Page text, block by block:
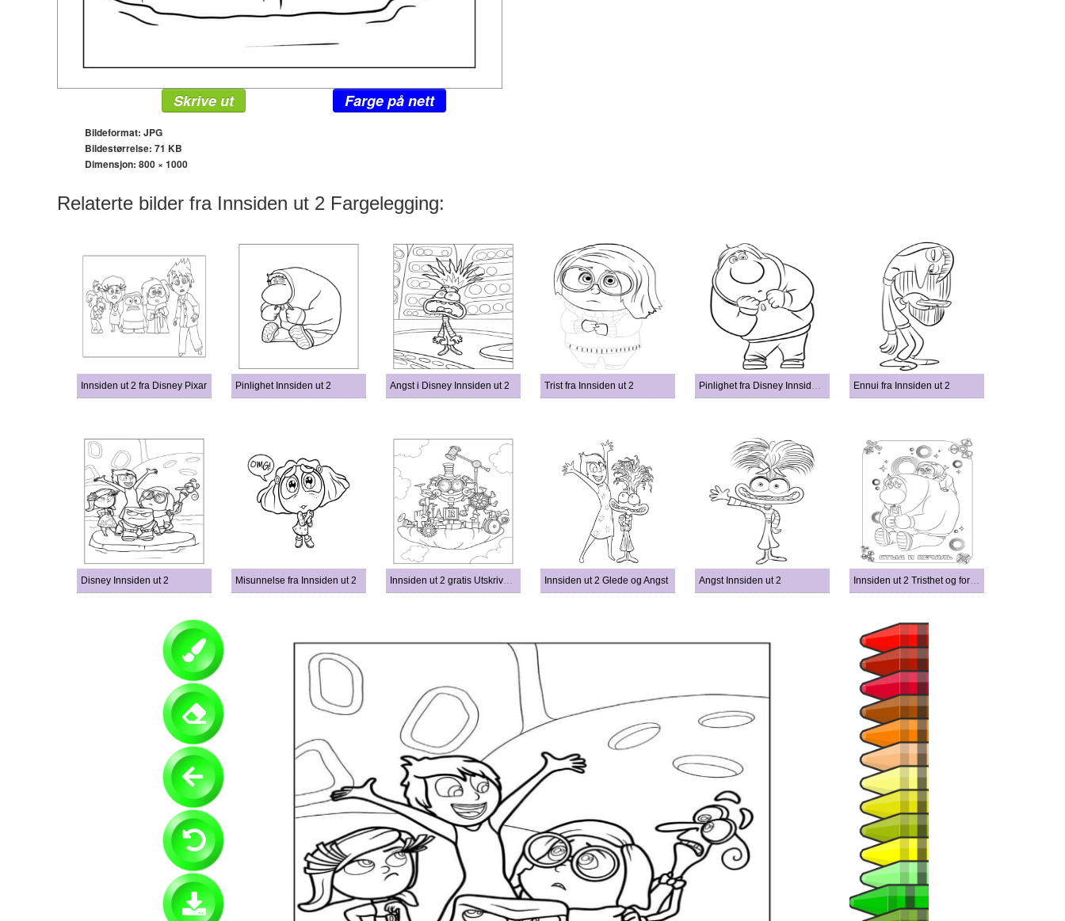
Skrive ut Farge på nett
Bildeformat: JPG
Bildestørrelse: 71 KB
Dimensjon: 800 × 1000
Relaterte bilder fra Innsiden ut 2 Fargelegging:
Innsiden ut 2 fra Disney Pixar Pinlighet Innsiden ut 2 Angst i Disney Innsiden ut 2 Trist fra Innsiden ut 2 Pinlighet fra Disney Innsiden ut 2 Ennui fra Innsiden ut 2
Disney Innsiden ut 2 Misunnelse fra Innsiden ut 2 Innsiden ut 2 gratis Utskrivbar Innsiden ut 2 Glede og Angst Angst Innsiden ut 2 Innsiden ut 2 Tristhet og forlegenhet